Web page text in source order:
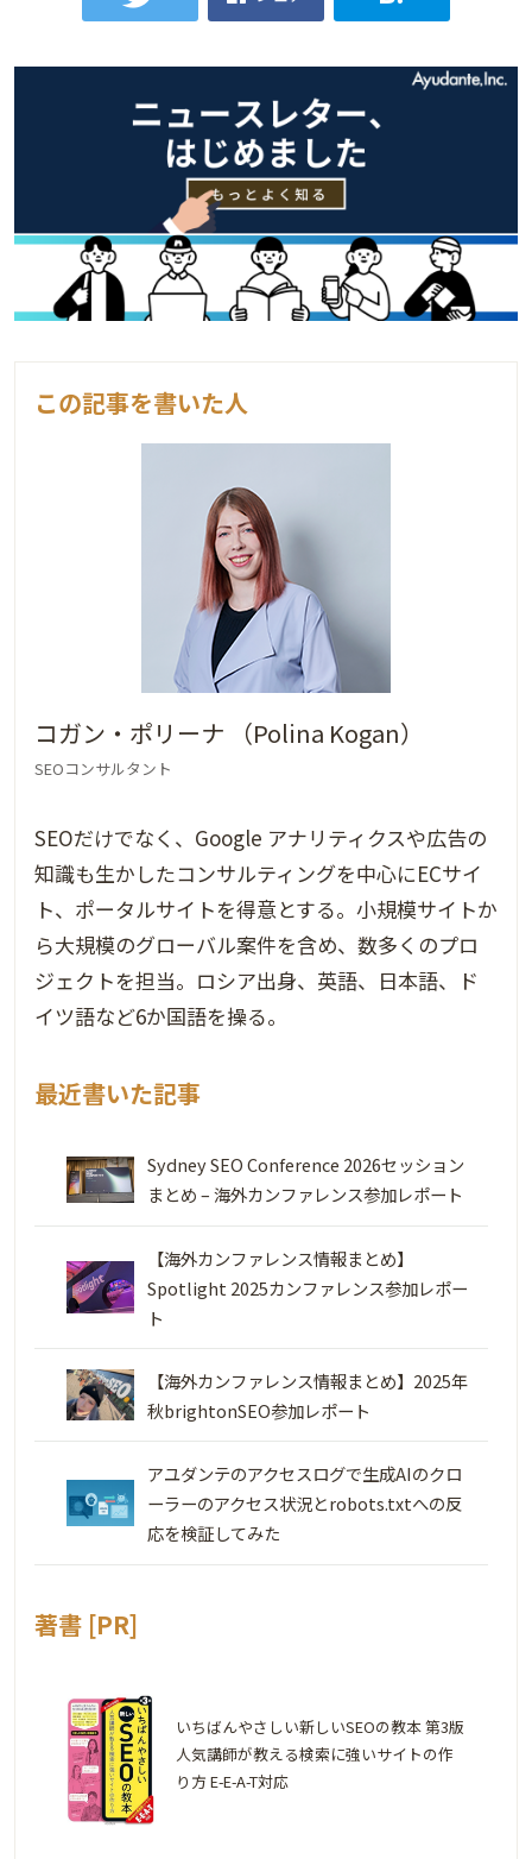
この記事を書いた人
コガン・ポリーナ （Polina Kogan）
SEOコンサルタント
SEOだけでなく、Google アナリティクスや広告の
知識も生かしたコンサルティングを中心にECサイ
ト、ポータルサイトを得意とする。小規模サイトか
ら大規模のグローバル案件を含め、数多くのプロ
ジェクトを担当。ロシア出身、英語、日本語、ド
イツ語など6か国語を操る。
最近書いた記事
Sydney SEO Conference 2026セッション
まとめ – 海外カンファレンス参加レポート
【海外カンファレンス情報まとめ】
Spotlight 2025カンファレンス参加レポー
ト
【海外カンファレンス情報まとめ】2025年
秋brightonSEO参加レポート
アユダンテのアクセスログで生成AIのクロ
ーラーのアクセス状況とrobots.txtへの反
応を検証してみた
著書 [PR]
いちばんやさしい新しいSEOの教本 第3版
人気講師が教える検索に強いサイトの作
り方 E-E-A-T対応